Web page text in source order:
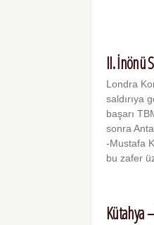
II. İnönü
Londra
saldırıya
başarı
sonra
-Mustafa
bu zafer
Kütahya